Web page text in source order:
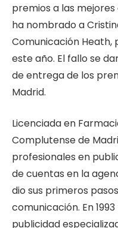
premios a las
ha nombrado a
Comunicación Heath,
este año. El fallo se
de entrega de los
Madrid.
Licenciada en
Complutense de
profesionales en
de cuentas en la
dio sus primeros
comunicación. En
publicidad